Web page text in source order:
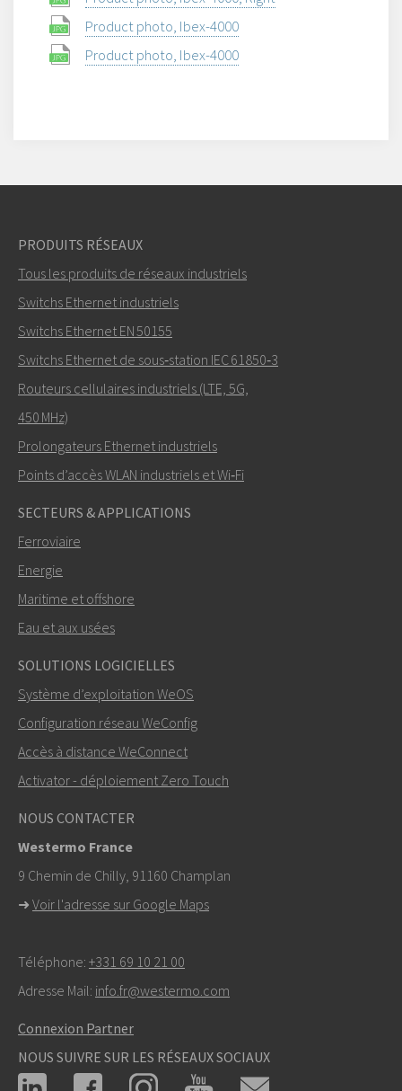
Product photo, Ibex-4000
Product photo, Ibex-4000
PRODUITS RÉSEAUX
Tous les produits de réseaux industriels
Switchs Ethernet industriels
Switchs Ethernet EN 50155
Switchs Ethernet de sous‑station IEC 61850‑3
Routeurs cellulaires industriels (LTE, 5G,
450 MHz)
Prolongateurs Ethernet industriels
Points d’accès WLAN industriels et Wi‑Fi
SECTEURS & APPLICATIONS
Ferroviaire
Energie
Maritime et offshore
Eau et aux usées
SOLUTIONS LOGICIELLES
Système d’exploitation WeOS
Configuration réseau WeConfig
Accès à distance WeConnect
Activator - déploiement Zero Touch
NOUS CONTACTER
Westermo France
9 Chemin de Chilly, 91160 Champlan
➜ Voir l'adresse sur Google Maps
Téléphone: +331 69 10 21 00
Adresse Mail: info.fr@westermo.com
Connexion Partner
NOUS SUIVRE SUR LES RÉSEAUX SOCIAUX